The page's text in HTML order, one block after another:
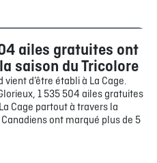
ailes gratuites ont
saison du Tricolore
d’être établi à La Cage.
1 535 504 ailes gratuites
Cage partout à travers la
ont marqué plus de 5